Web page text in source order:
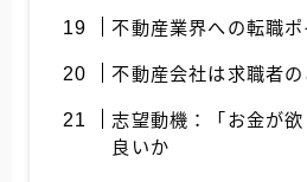
不動産業界への転職ポ
不動産会社は求職者
志望動機：「お金が
良いか